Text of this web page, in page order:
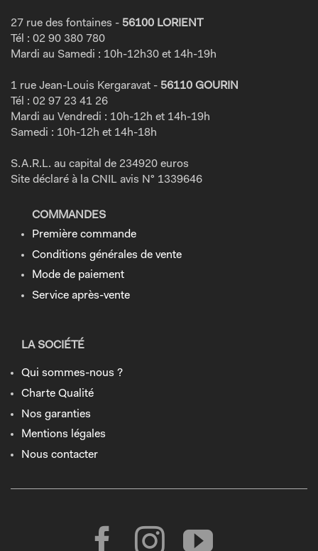
27 rue des fontaines - 56100 LORIENT
Tél : 02 90 380 780
Mardi au Samedi : 10h-12h30 et 14h-19h
1 rue Jean-Louis Kergaravat - 56110 GOURIN
Tél : 02 97 23 41 26
Mardi au Vendredi : 10h-12h et 14h-19h
Samedi : 10h-12h et 14h-18h
S.A.R.L. au capital de 234920 euros
Site déclaré à la CNIL avis N° 1339646
COMMANDES
Première commande
Conditions générales de vente
Mode de paiement
Service après-vente
LA SOCIÉTÉ
Qui sommes-nous ?
Charte Qualité
Nos garanties
Mentions légales
Nous contacter